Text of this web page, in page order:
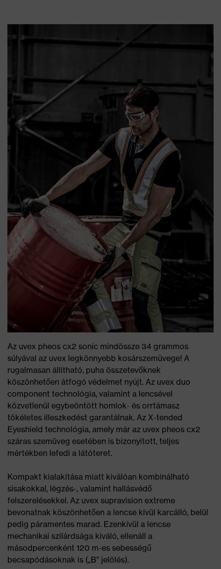
Az uvex pheos cx2 sonic mindössze 34 grammos
súlyával az uvex legkönnyebb kosárszemüvege! A
rugalmasan állítható, puha összetevőknek
köszönhetően átfogó védelmet nyújt. Az uvex duo
component technológia, valamint a lencsével
közvetlenül egybeöntött homlok- és orrtámasz
tökéletes illeszkedést garantálnak. Az X-tended
Eyeshield technológia, amely már az uvex pheos cx2
száras szemüveg esetében is bizonyított, teljes
mértékben lefedi a látóteret.
Kompakt kialakítása miatt kiválóan kombinálható
sisakokkal, légzés-, valamint hallásvédő
felszerelésekkel. Az uvex supravision extreme
bevonatnak köszönhetően a lencse kívül karcálló, belül
pedig páramentes marad. Ezenkívül a lencse
mechanikai szilárdsága kiváló, ellenáll a
másodpercenként 120 m-es sebességű
becsapódásoknak is („B” jelölés).